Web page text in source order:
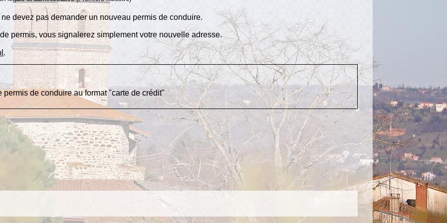
devez pas demander un nouveau permis de conduire.
permis, vous signalerez simplement votre nouvelle adresse.
.
de conduire au format "carte de crédit"